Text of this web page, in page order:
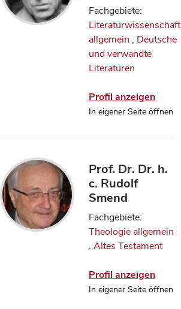
Fachgebiete:
Literaturwissenschaft
allgemein , Deutsche
und verwandte
Literaturen
Profil anzeigen
In eigener Seite öffnen
Prof. Dr. Dr. h.
c. Rudolf
Smend
Fachgebiete:
Theologie allgemein
, Altes Testament
Profil anzeigen
In eigener Seite öffnen